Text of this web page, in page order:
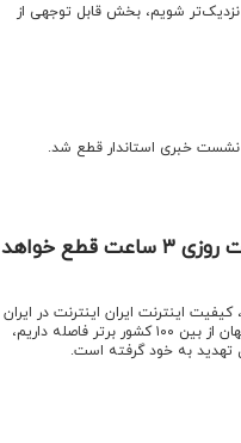
نزدیک‌تر شویم، بخش قابل توجهی از
نشست خبری استاندار قطع شد.
ناترازی به اینترنت رسید | اگر تعرفه‌ها اصلاح نشود، اینترنت روزی ۳ ساعت قطع خواهد
اینترنت ایران اینترنت در ایران
فقط از کوبا، آنگولا، اتیوپی و سودان بهتر است و سه قدم تا بدترین اینترنت جهان از بین ۱۰۰ کشور برتر فاصله داریم،
تهدید به خود گرفته است.